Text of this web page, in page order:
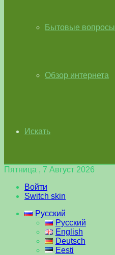
Бытовые вопросы
Обзор интернета
Искать
Пятница , 7 Август 2026
Войти
Switch skin
Русский
Русский
English
Deutsch
Eesti